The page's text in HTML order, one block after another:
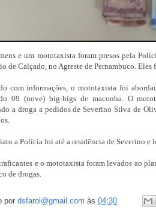
e um mototaxista foram presos pela
de Calçado, no Agreste de Pernambuco. Eles
com informações, o mototaxista foi
09 (nove) big-bigs de maconha. O
a droga a pedidos de Severino Silva de
a Polícia foi até a residência de Severino
e o mototaxista foram levados ao
de drogas.
por dsfarol@gmail.com às 04:30